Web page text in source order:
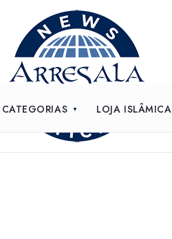
CATEGORIAS LOJA ISLÂMICA